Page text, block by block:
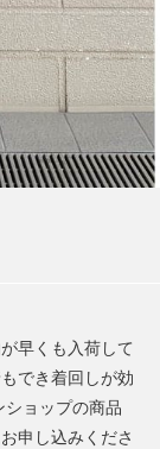
早くも入荷して
でき着回しが効
ショップの商品
申し込みくださ